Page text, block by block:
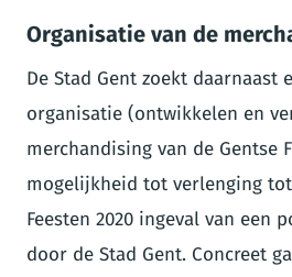
Organisatie van de
De Stad Gent zoekt daarnaast
organisatie (ontwikkelen en
merchandising van de Gentse
mogelijkheid tot verlenging
Feesten 2020 ingeval van een
door de Stad Gent. Concreet